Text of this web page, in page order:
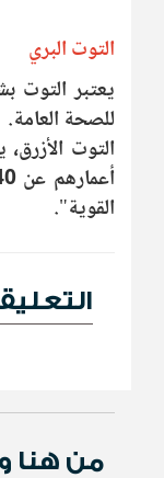
التوت البري
يعتبر التوت
للصحة العامة.
التوت
القوية".
من هنا